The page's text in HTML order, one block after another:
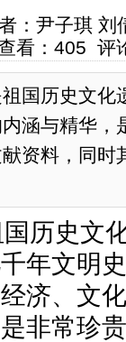
：尹子琪 刘
看： 405 评
国历史文化
涵与精华，
资料，同时
历史文
年文明
济、文
非常珍